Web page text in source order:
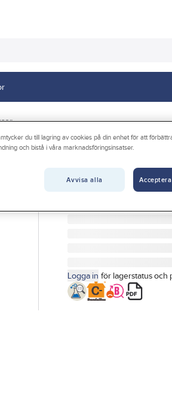
Fogmassa Lim
FOGMASSA SIKAFLEX-
Logga in för lagerstatus och
du till lagring av cookies på din enhet för att
och bistå i våra marknadsföringsinsatser.
Avvisa alla